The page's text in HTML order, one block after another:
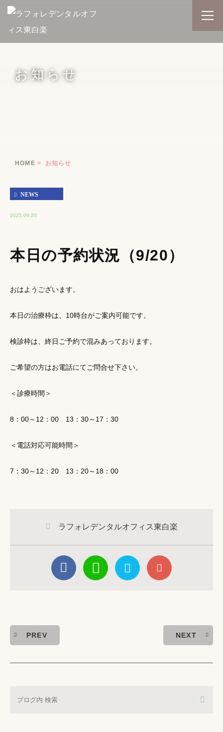
お知らせ
HOME お知らせ
NEWS
2025.09.20
本日の予約状況（9/20）
おはようございます。
本日の治療枠は、10時台がご案内可能です。
検診枠は、終日ご予約で混みあっております。
ご希望の方はお電話にてご問合せ下さい。
＜診療時間＞
8：00～12：00 13：30～17：30
＜電話対応可能時間＞
7：30～12：20 13：20～18：00
ラフォレデンタルオフィス東白楽
PREV NEXT